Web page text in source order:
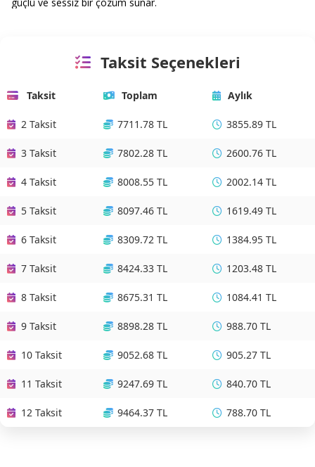
Taksit Seçenekleri
Taksit Toplam Aylık
2 Taksit 7711.78 TL 3855.89 TL
3 Taksit 7802.28 TL 2600.76 TL
4 Taksit 8008.55 TL 2002.14 TL
5 Taksit 8097.46 TL 1619.49 TL
6 Taksit 8309.72 TL 1384.95 TL
7 Taksit 8424.33 TL 1203.48 TL
8 Taksit 8675.31 TL 1084.41 TL
9 Taksit 8898.28 TL 988.70 TL
10 Taksit 9052.68 TL 905.27 TL
11 Taksit 9247.69 TL 840.70 TL
12 Taksit 9464.37 TL 788.70 TL